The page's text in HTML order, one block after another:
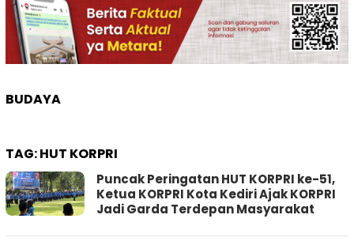
BUDAYA
TAG:HUT KORPRI
Puncak Peringatan HUT KORPRI ke-51,
Ketua KORPRI Kota Kediri Ajak KORPRI
Jadi Garda Terdepan Masyarakat